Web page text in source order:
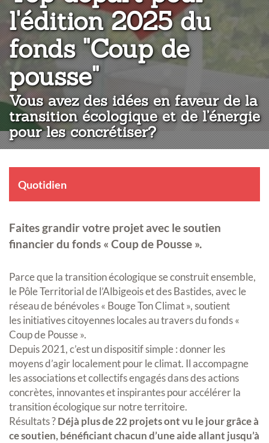
l'édition 2025 du
fonds "Coup de
pousse":
Vous avez des idées en faveur de la
transition écologique et de l’énergie
pour les concrétiser?
Quotidien
Faites grandir votre projet avec le soutien
financier du fonds « Coup de Pousse ».
Parce que la transition écologique se construit ensemble,
le Pôle Territorial de l’Albigeois et des Bastides, avec le
réseau de bénévoles « Bouge Ton Climat », soutient
les initiatives citoyennes locales au travers du fonds «
Coup de Pousse ».
Depuis 2021, c’est un dispositif simple : donner les
moyens d’agir localement pour le climat. Il accompagne
les associations et collectifs engagés dans des actions
concrètes, innovantes et inspirantes pour accélérer la
transition écologique sur notre territoire.
Résultats ?Déjà plus de 22 projets ont vu le jour grâce à
ce soutien, bénéficiant chacun d’une aide allant jusqu’à